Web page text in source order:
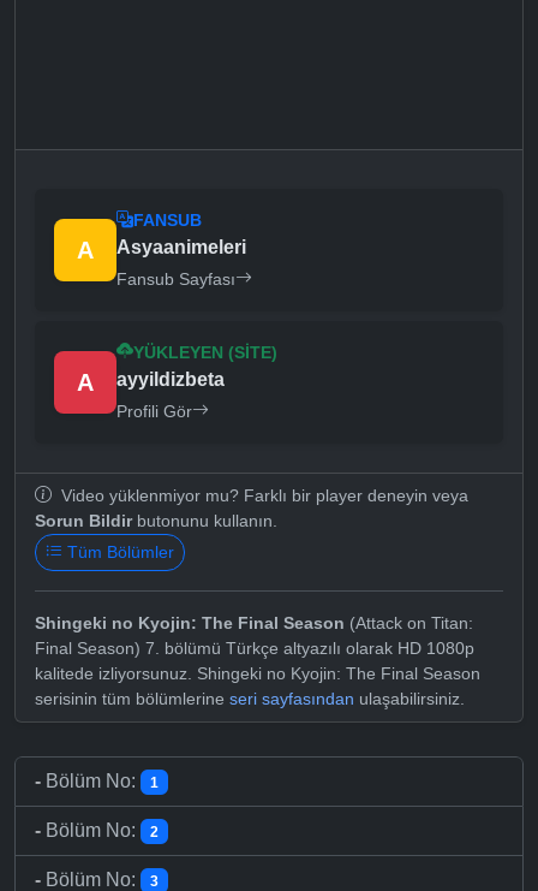
A
FANSUB
Asyaanimeleri
Fansub Sayfası
A
YÜKLEYEN (SITE)
ayyildizbeta
Profili Gör
Video yüklenmiyor mu? Farklı bir player deneyin veya
Sorun Bildirbutonunu kullanın.
Tüm Bölümler
Shingeki no Kyojin: The Final Season (Attack on Titan:
Final Season) 7. bölümü Türkçe altyazılı olarak HD 1080p
kalitede izliyorsunuz. Shingeki no Kyojin: The Final Season
serisinin tüm bölümlerine seri sayfasından ulaşabilirsiniz.
- Bölüm No: 1
- Bölüm No: 2
- Bölüm No: 3